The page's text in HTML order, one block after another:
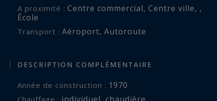
A proximité : Centre commercial, Centre ville, ,
École
Transport : Aéroport, Autoroute
DESCRIPTION COMPLÉMENTAIRE
Année de construction : 1970